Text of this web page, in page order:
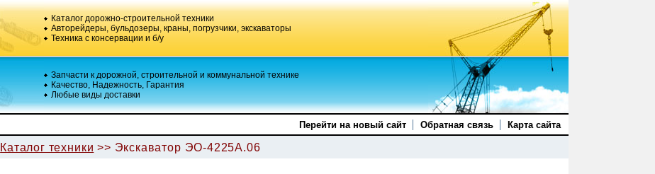
Каталог дорожно-строительной техники
Авторейдеры, бульдозеры, краны, погрузчики, экскаваторы
Техника с консервации и б/у
Запчасти к дорожной, строительной и коммунальной технике
Качество, Надежность, Гарантия
Любые виды доставки
Перейти на новый сайт Обратная связь Карта сайта
Каталог техники >> Экскаватор ЭО-4225А.06